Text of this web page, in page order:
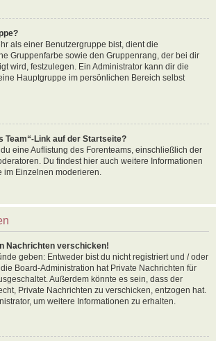
als einer Benutzergruppe bist, dient die
Gruppenfarbe sowie den Gruppenrang, der bei dir
wird, festzulegen. Ein Administrator kann dir die
Hauptgruppe im persönlichen Bereich selbst
Team“-Link auf der Startseite?
eine Auflistung des Forenteams, einschließlich der
Du findest hier auch weitere Informationen
Einzelnen moderieren.
Nachrichten verschicken!
geben: Entweder bist du nicht registriert und / oder
Board-Administration hat Private Nachrichten für
Außerdem könnte es sein, dass der
Private Nachrichten zu verschicken, entzogen hat.
um weitere Informationen zu erhalten.